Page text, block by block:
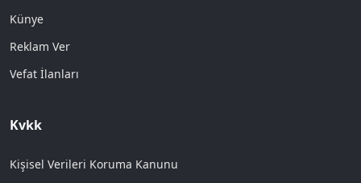
Künye
Reklam Ver
Vefat İlanları
Kvkk
Kişisel Verileri Koruma Kanunu